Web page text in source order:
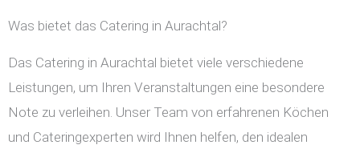
Was bietet das Catering in Aurachtal?
Das Catering in Aurachtal bietet viele verschiedene
Leistungen, um Ihren Veranstaltungen eine besondere
Note zu verleihen. Unser Team von erfahrenen Köchen
und Cateringexperten wird Ihnen helfen, den idealen